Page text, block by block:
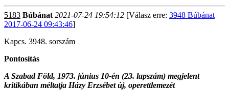
5183 Búbánat 2021-07-24 19:54:12 [Válasz erre: 3948 Búbánat
2017-06-24 09:43:46]
Kapcs. 3948. sorszám
Pontosítás
A Szabad Föld, 1973. június 10-én (23. lapszám) megjelent
kritikában méltatja Házy Erzsébet új, operettlemezét